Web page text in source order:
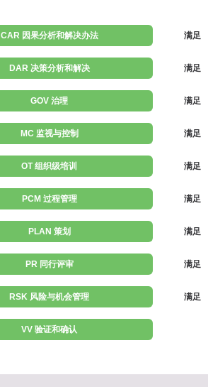
CAR 因果分析和解决办法 满足
DAR 决策分析和解决 满足
GOV 治理 满足
MC 监视与控制 满足
OT 组织级培训 满足
PCM 过程管理 满足
PLAN 策划 满足
PR 同行评审 满足
RSK 风险与机会管理 满足
VV 验证和确认